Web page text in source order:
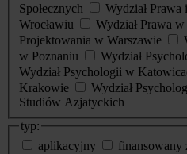
Społecznych
Wydział
Wrocławiu
Wydział Prawa
Projektowania w Warszawie
w Poznaniu
Wydział
Wydział Psychologii w
Krakowie
Wydział
Studiów Azjatyckich
typ:
aplikacyjny
finansowany